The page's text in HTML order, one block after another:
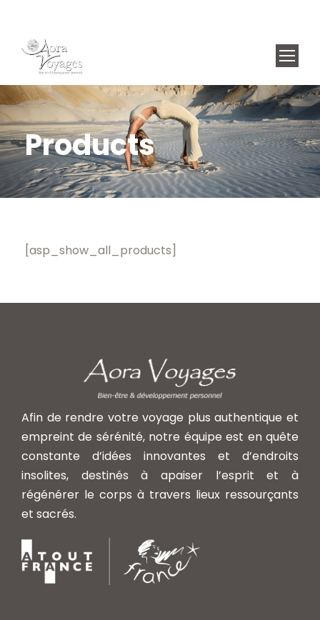
Products
[asp_show_all_products]
Afin de rendre votre voyage plus authentique et
empreint de sérénité, notre équipe est en quête
constante d’idées innovantes et d’endroits
insolites, destinés à apaiser l’esprit et à
régénérer le corps à travers lieux ressourçants
et sacrés.